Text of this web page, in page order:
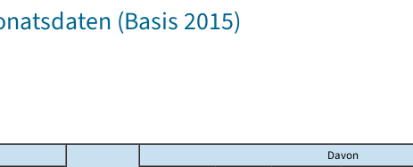
(Basis 2015)
Davon